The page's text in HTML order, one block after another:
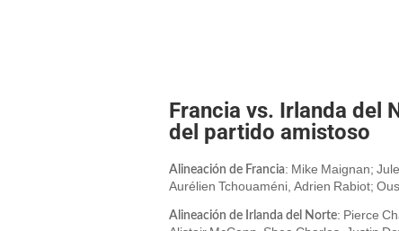
Francia vs. Irlanda del
del partido amistoso
Alineación de Francia: Mike Maignan;
Aurélien Tchouaméni, Adrien Rabiot;
Alineación de Irlanda del Norte: Pierce